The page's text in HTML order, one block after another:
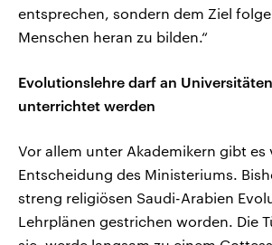
entsprechen, sondern dem Ziel
Menschen heran zu bilden.“
Evolutionslehre darf an
unterrichtet werden
Vor allem unter Akademikern gibt es
Entscheidung des Ministeriums.
streng religiösen Saudi-Arabien
Lehrplänen gestrichen worden. Die